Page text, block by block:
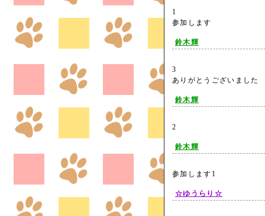
1
参加します
鈴木輝
3
ありがとうございまし
鈴木輝
2
鈴木輝
参加します1
☆ゆうらり☆